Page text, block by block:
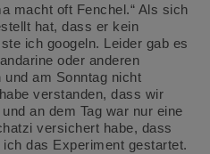
macht oft Fenchel.“ Als sich
hat, dass er kein
ich googeln. Leider gab es
oder anderen
am Sonntag nicht
verstanden, dass wir
an dem Tag war nur eine
versichert habe, dass
das Experiment gestartet.